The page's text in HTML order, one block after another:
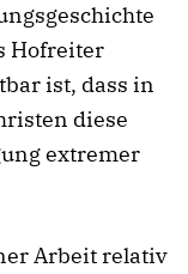
Hofreiter
ist, dass in
diese
extremer
Arbeit relativ